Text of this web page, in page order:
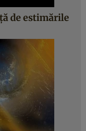
de estimările